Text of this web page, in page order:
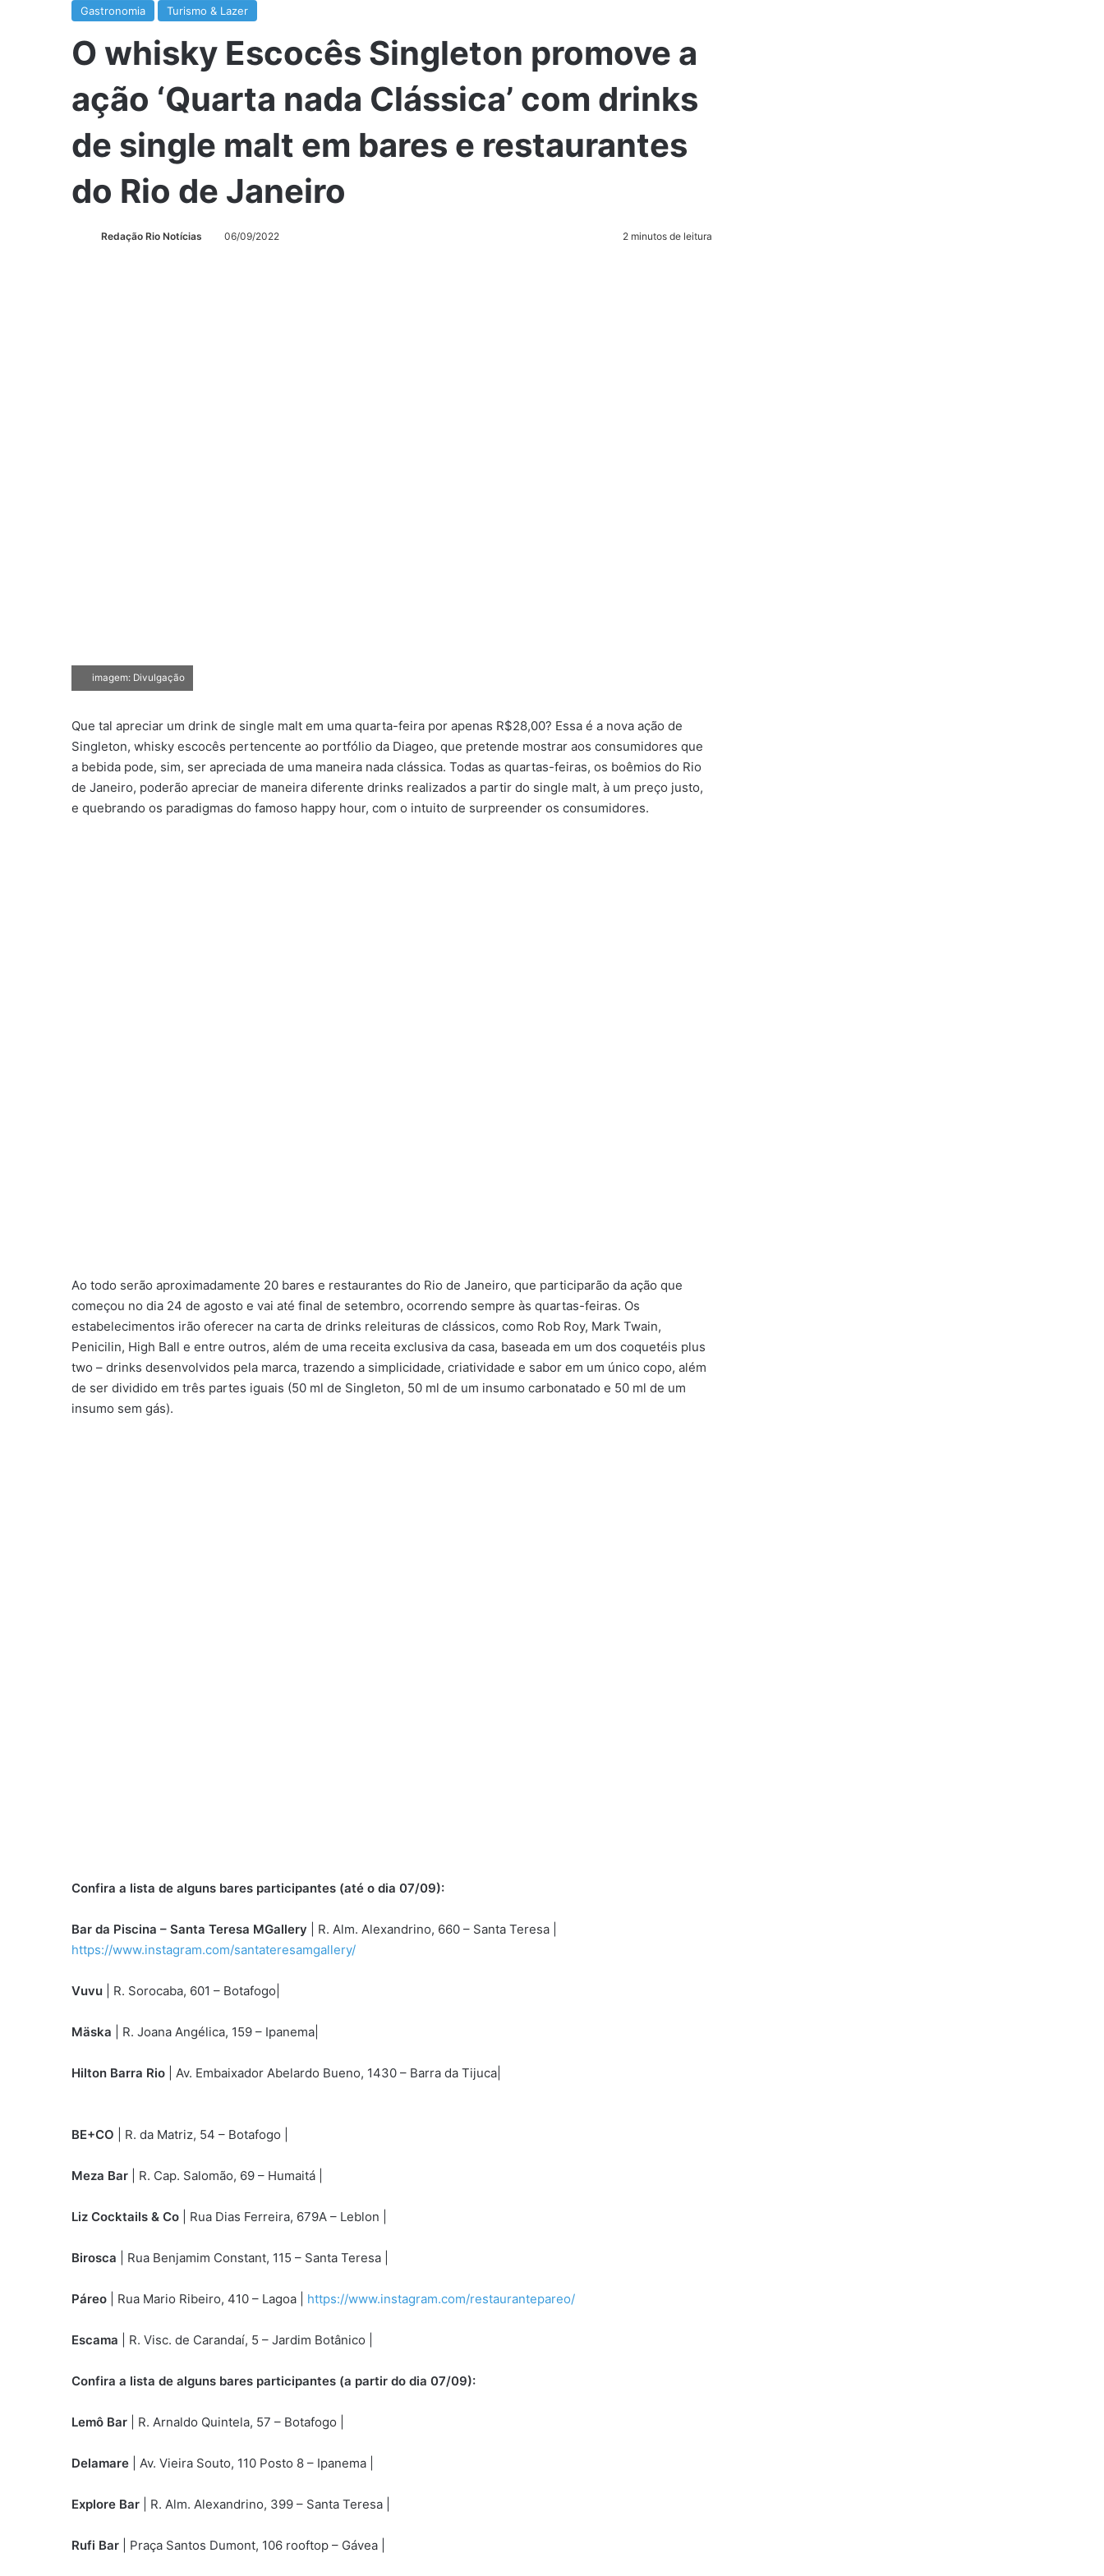
Gastronomia Turismo & Lazer
O whisky Escocês Singleton promove a
ação ‘Quarta nada Clássica’ com drinks
de single malt em bares e restaurantes
do Rio de Janeiro
Redação Rio Notícias 06/09/2022 2 minutos de leitura
imagem: Divulgação
Que tal apreciar um drink de single malt em uma quarta-feira por apenas R$28,00? Essa é a nova ação de
Singleton, whisky escocês pertencente ao portfólio da Diageo, que pretende mostrar aos consumidores que
a bebida pode, sim, ser apreciada de uma maneira nada clássica. Todas as quartas-feiras, os boêmios do Rio
de Janeiro, poderão apreciar de maneira diferente drinks realizados a partir do single malt, à um preço justo,
e quebrando os paradigmas do famoso happy hour, com o intuito de surpreender os consumidores.
Ao todo serão aproximadamente 20 bares e restaurantes do Rio de Janeiro, que participarão da ação que
começou no dia 24 de agosto e vai até final de setembro, ocorrendo sempre às quartas-feiras. Os
estabelecimentos irão oferecer na carta de drinks releituras de clássicos, como Rob Roy, Mark Twain,
Penicilin, High Ball e entre outros, além de uma receita exclusiva da casa, baseada em um dos coquetéis plus
two – drinks desenvolvidos pela marca, trazendo a simplicidade, criatividade e sabor em um único copo, além
de ser dividido em três partes iguais (50 ml de Singleton, 50 ml de um insumo carbonatado e 50 ml de um
insumo sem gás).
Confira a lista de alguns bares participantes (até o dia 07/09):
Bar da Piscina – Santa Teresa MGallery
| R. Alm. Alexandrino, 660 – Santa Teresa |
https://www.instagram.com/santateresamgallery/
Vuvu | R. Sorocaba, 601 – Botafogo|
Mäska | R. Joana Angélica, 159 – Ipanema|
Hilton Barra Rio | Av. Embaixador Abelardo Bueno, 1430 – Barra da Tijuca|
BE+CO | R. da Matriz, 54 – Botafogo |
Meza Bar | R. Cap. Salomão, 69 – Humaitá |
Liz Cocktails & Co | Rua Dias Ferreira, 679A – Leblon |
Birosca | Rua Benjamim Constant, 115 – Santa Teresa |
Páreo | Rua Mario Ribeiro, 410 – Lagoa | https://www.instagram.com/restaurantepareo/
Escama | R. Visc. de Carandaí, 5 – Jardim Botânico |
Confira a lista de alguns bares participantes (a partir do dia 07/09):
Lemô Bar | R. Arnaldo Quintela, 57 – Botafogo
Delamare | Av. Vieira Souto, 110 Posto 8 – Ipanema
Explore Bar | R. Alm. Alexandrino, 399 – Santa Teresa
Rufi Bar | Praça Santos Dumont, 106 rooftop – Gávea